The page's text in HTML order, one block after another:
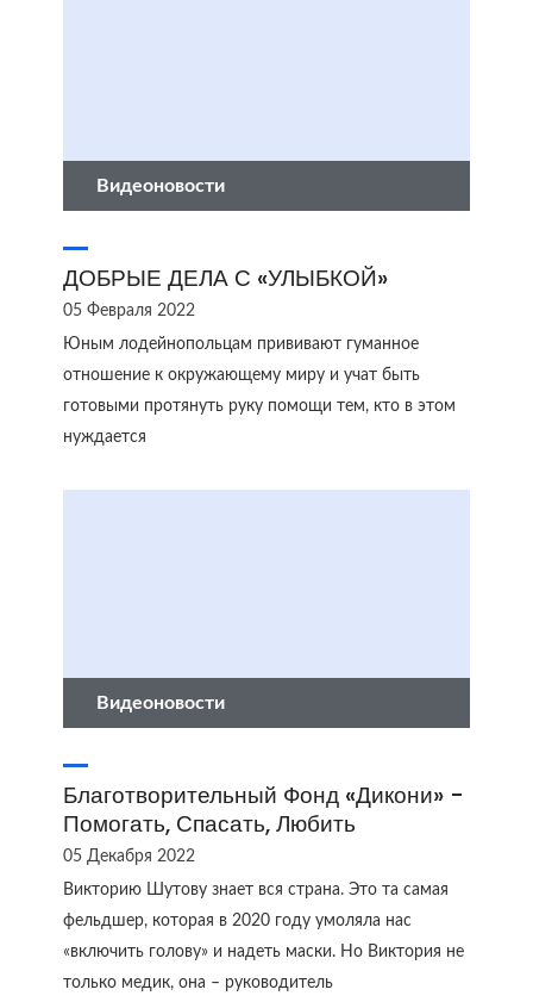
Видеоновости
ДОБРЫЕ ДЕЛА С «УЛЫБКОЙ»
05 Февраля 2022
Юным лодейнопольцам прививают гуманное
отношение к окружающему миру и учат быть
готовыми протянуть руку помощи тем, кто в этом
нуждается
Видеоновости
Благотворительный Фонд «Дикони» -
Помогать, Спасать, Любить
05 Декабря 2022
Викторию Шутову знает вся страна. Это та самая
фельдшер, которая в 2020 году умоляла нас
«включить голову» и надеть маски. Но Виктория не
только медик, она – руководитель